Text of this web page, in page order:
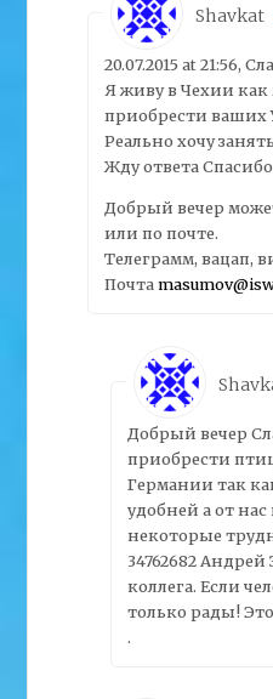
Shavkat
20.07.2015 at 21:56,
Я живу в Чехии
приобрести ваших
Реально хочу
Жду ответа
Добрый вечер
или по почте.
Телеграмм, вацап,
Почта
Добрый вечер
приобрести
Германии так
удобней а от нас
некоторые
34762682
коллега. Если
только рады!
.